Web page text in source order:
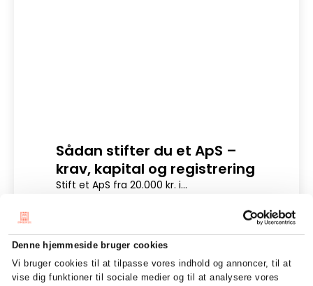
Denne hjemmeside bruger cookies
Vi bruger cookies til at tilpasse vores indhold og annoncer, til at
vise dig funktioner til sociale medier og til at analysere vores
Sådan stifter du et ApS –
krav, kapital og registrering
Stift et ApS fra 20.000 kr. i...